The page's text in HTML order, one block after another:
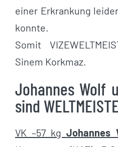
einer Erkrankung
konnte.
Somit
Sinem Korkmaz.
Johannes Wolf
sind
VK –57 kgJohannes